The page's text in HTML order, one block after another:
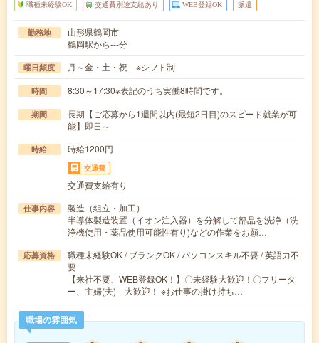
職種未経験OK 交通費別途支給あり WEB登録OK 派遣
勤務地
山形県鶴岡市
鶴岡駅から---分
曜日頻度 月～金・土・祝 ※シフト制
時間 8:30～17:30※表記のうち実働8時間です。
期間
長期【ご応募から1週間以内(最短2日目)のスピード就業が可
能】即日～
時給 時給1200円
交通費
交通費支給有り
仕事内容
製造（組立・加工）
半導体製造装置（イオン注入器）を分解して部品を洗浄（洗
浄機使用・薬品使用可能性有り)などの作業をお願…
応募資格
職種未経験OK / ブランクOK / パソコンスキル不要 / 英語力不
要
【来社不要、WEB登録OK！】〇未経験大歓迎！〇フリータ
ー、主婦(夫) 大歓迎！ ※お仕事の掛け持ち…
職場の雰囲気